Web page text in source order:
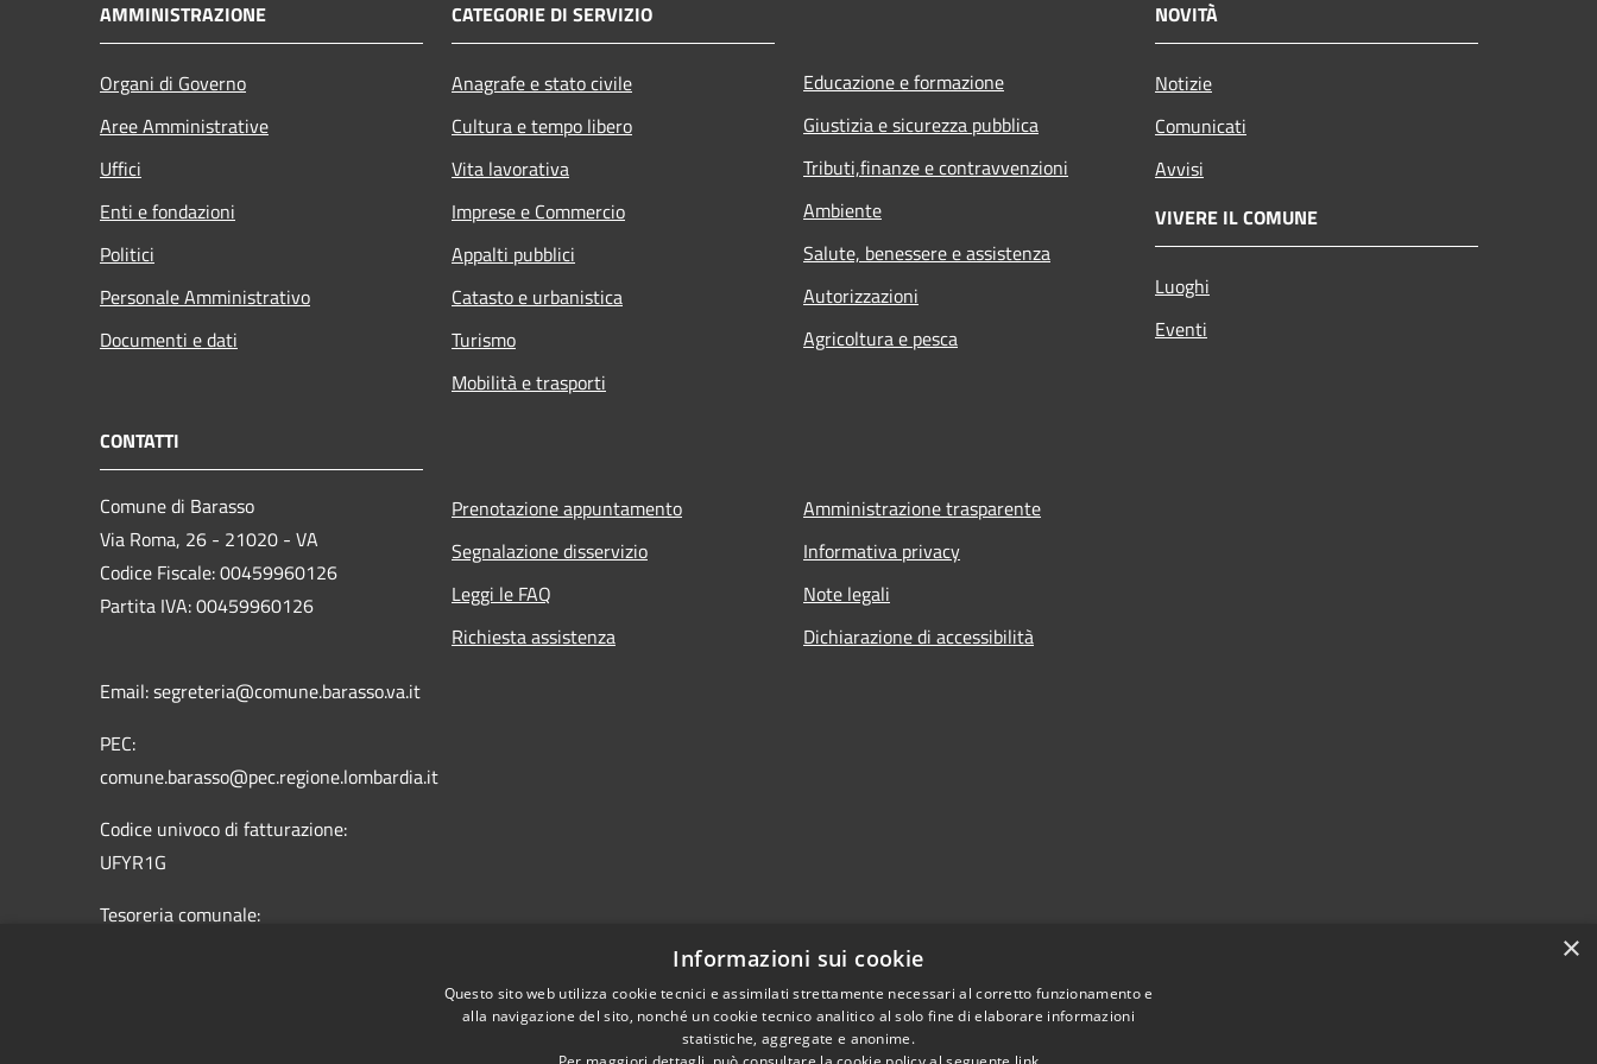
AMMINISTRAZIONE
Organi di Governo
Aree Amministrative
Uffici
Enti e fondazioni
Politici
Personale Amministrativo
Documenti e dati
CATEGORIE DI SERVIZIO
Anagrafe e stato civile
Cultura e tempo libero
Vita lavorativa
Imprese e Commercio
Appalti pubblici
Catasto e urbanistica
Turismo
Mobilità e trasporti
Educazione e formazione
Giustizia e sicurezza pubblica
Tributi,finanze e contravvenzioni
Ambiente
Salute, benessere e assistenza
Autorizzazioni
Agricoltura e pesca
NOVITÀ
Notizie
Comunicati
Avvisi
VIVERE IL COMUNE
Luoghi
Eventi
CONTATTI
Comune di Barasso
Via Roma, 26 - 21020 - VA
Codice Fiscale: 00459960126
Partita IVA: 00459960126
Email: segreteria@comune.barasso.va.it
PEC:
comune.barasso@pec.regione.lombardia.it
Codice univoco di fatturazione:
UFYR1G
Tesoreria comunale:
Prenotazione appuntamento
Segnalazione disservizio
Leggi le FAQ
Richiesta assistenza
Amministrazione trasparente
Informativa privacy
Note legali
Dichiarazione di accessibilità
×
Informazioni sui cookie
Questo sito web utilizza cookie tecnici e assimilati strettamente necessari al corretto funzionamento e
alla navigazione del sito, nonché un cookie tecnico analitico al solo fine di elaborare informazioni
statistiche, aggregate e anonime.